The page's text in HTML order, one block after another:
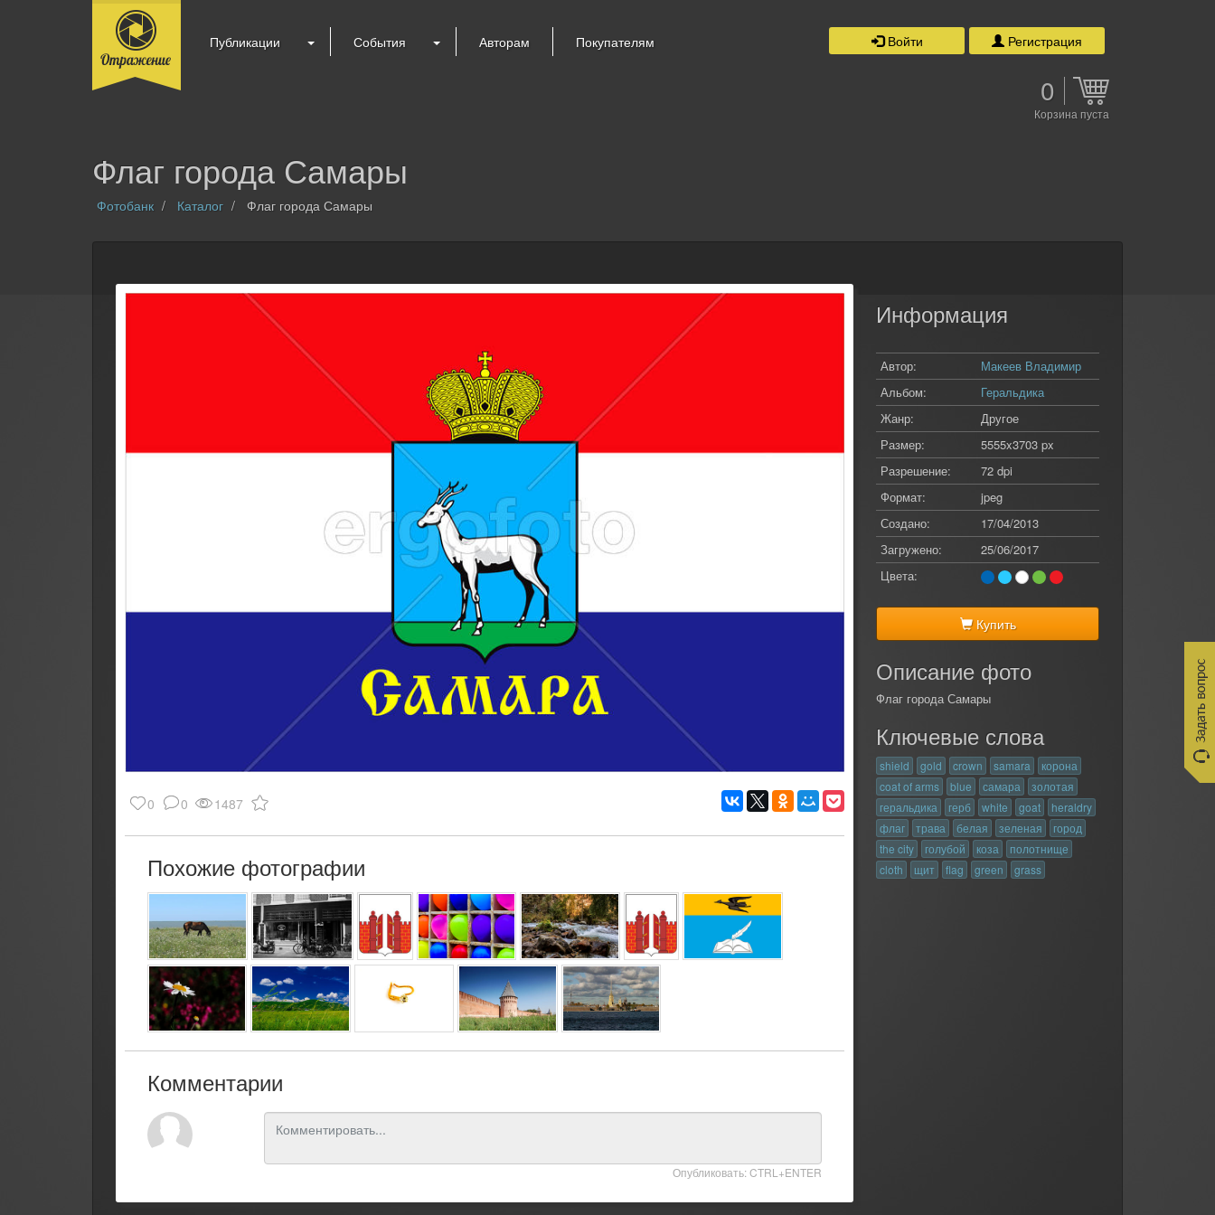
Публикации События Авторам Покупателям Войти Регистрация
0
Корзина пуста
Флаг города Самары
Фотобанк Каталог Флаг города Самары
0 0 1487
Похожие фотографии
Комментарии
Опубликовать: CTRL+ENTER
Информация
Автор:
Макеев Владимир
Альбом:
Геральдика
Жанр:
Другое
Размер:
5555x3703 px
Разрешение:
72 dpi
Формат:
jpeg
Создано:
17/04/2013
Загружено:
25/06/2017
Цвета:
Купить
Описание фото
Флаг города Самары
Ключевые слова
shield gold crown samara
корона
coat of arms
blue самара
золотая
геральдика
герб white goat
heraldry
флаг
трава белая зеленая
город
the city
голубой коза
полотнище
cloth
щит flag green grass